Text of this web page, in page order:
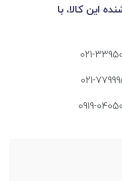
این کالا، با
021-
021-
0919-